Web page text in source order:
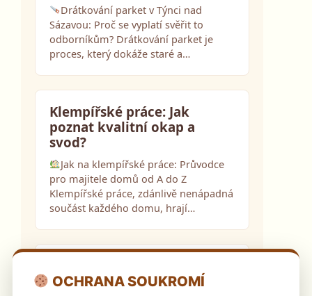
Drátkování parket v Týnci nad
Sázavou: Proč se vyplatí svěřit to
odborníkům? Drátkování parket je
proces, který dokáže staré a…
Klempířské práce: Jak
poznat kvalitní okap a
svod?
Jak na klempířské práce: Průvodce
pro majitele domů od A do Z
Klempířské práce, zdánlivě nenápadná
součást každého domu, hrají…
WAP: Pozor na poškození a
OCHRANA SOUKROMÍ